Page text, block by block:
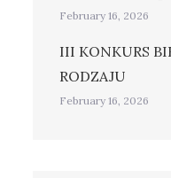
February 16, 2026
III KONKURS
RODZAJU
February 16, 2026